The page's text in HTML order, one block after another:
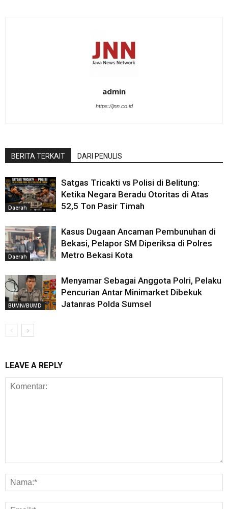
admin
https://jnn.co.id
BERITA TERKAIT DARI PENULIS
Daerah
Satgas Tricakti vs Polisi di Belitung:
Ketika Negara Beradu Otoritas di Atas
52,5 Ton Pasir Timah
Daerah
Kasus Dugaan Ancaman Pembunuhan di
Bekasi, Pelapor SM Diperiksa di Polres
Metro Bekasi Kota
BUMN/BUMD
Menyamar Sebagai Anggota Polri, Pelaku
Pencurian Antar Minimarket Dibekuk
Jatanras Polda Sumsel
LEAVE A REPLY